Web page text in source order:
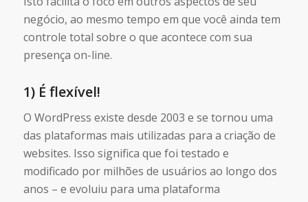
negócio, ao mesmo tempo em que você ainda tem
controle total sobre o que acontece com sua
presença on-line.
1) É flexível!
O WordPress existe desde 2003 e se tornou uma
das plataformas mais utilizadas para a criação de
websites. Isso significa que foi testado e
modificado por milhões de usuários ao longo dos
anos – e evoluiu para uma plataforma